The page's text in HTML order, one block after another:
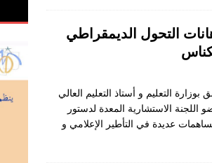
التحول الديمقراطي
التعليم و أستاذ التعليم العالي
اللجنة الاستشارية المعدة لدستور
و الذي له مساهمات عديدة في التأطير الإعلامي و